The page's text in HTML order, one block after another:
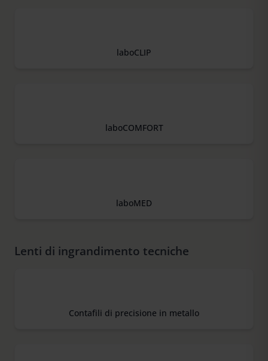
laboCLIP
laboCOMFORT
laboMED
Lenti di ingrandimento tecniche
Contafili di precisione in metallo